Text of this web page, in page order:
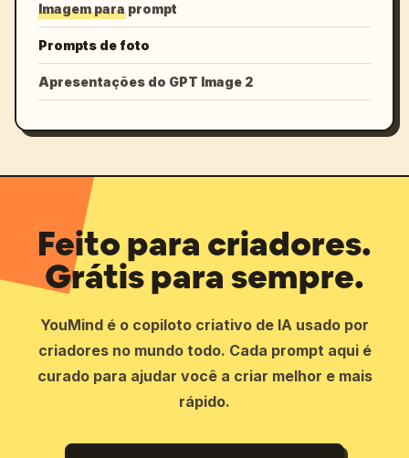
Imagem para prompt
Prompts de foto
Apresentações do GPT Image 2
Feito para criadores.
Grátis para sempre.
YouMind é o copiloto criativo de IA usado por
criadores no mundo todo. Cada prompt aqui é
curado para ajudar você a criar melhor e mais
rápido.